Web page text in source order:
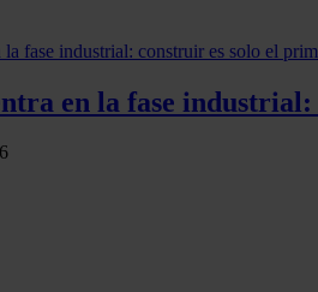
en la fase